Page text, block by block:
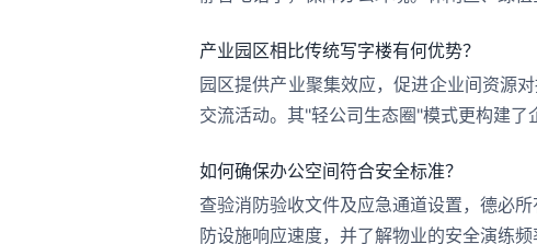
产业园区相比传统写字楼有何优势？
园区提供产业聚集效应，促进企业间资源
交流活动。其"轻公司生态圈"模式更构建了
如何确保办公空间符合安全标准？
查验消防验收文件及应急通道设置，德必
防设施响应速度，并了解物业的安全演练频